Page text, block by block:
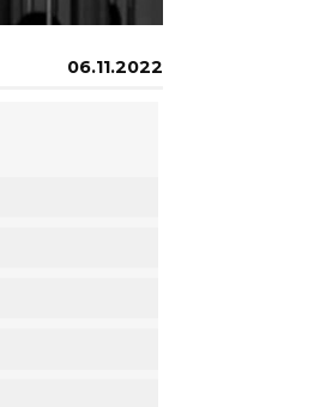
06.11.2022